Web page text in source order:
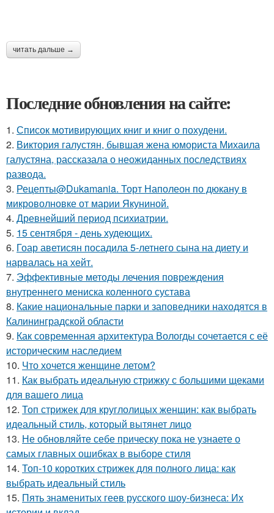
читать дальше →
Последние обновления на сайте:
1. Список мотивирующих книг и книг о похудени.
2. Виктория галустян, бывшая жена юмориста Михаила
галустяна, рассказала о неожиданных последствиях
развода.
3. Рецепты@Dukamania. Торт Наполеон по дюкану в
микроволновке от марии Якуниной.
4. Древнейший период психиатрии.
5. 15 сентября - день худеющих.
6. Гоар аветисян посадила 5-летнего сына на диету и
нарвалась на хейт.
7. Эффективные методы лечения повреждения
внутреннего мениска коленного сустава
8. Какие национальные парки и заповедники находятся в
Калининградской области
9. Как современная архитектура Вологды сочетается с её
историческим наследием
10. Что хочется женщине летом?
11. Как выбрать идеальную стрижку с большими щеками
для вашего лица
12. Топ стрижек для круглолицых женщин: как выбрать
идеальный стиль, который вытянет лицо
13. Не обновляйте себе прическу пока не узнаете о
самых главных ошибках в выборе стиля
14. Топ-10 коротких стрижек для полного лица: как
выбрать идеальный стиль
15. Пять знаменитых геев русского шоу-бизнеса: Их